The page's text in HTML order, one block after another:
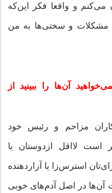
و واقعا فکر این‌که
مشکلات و سختی‌ها به من
آن‌ها را ببینید از
مزاحم و رئیس خود
است لااقل ازدوستان یا
استرس‌زا یا آزاردهنده
در اصل آدم‌های خوبی